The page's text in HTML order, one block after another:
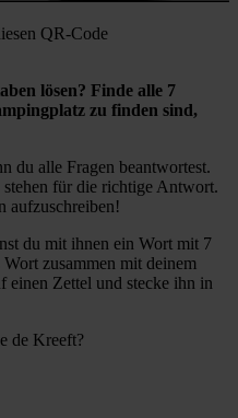
QR-Code
lösen? Finde alle 7
zu finden sind,
du alle Fragen beantwortest.
für die richtige Antwort.
aufzuschreiben!
du mit ihnen ein Wort mit 7
zusammen mit deinem
einen Zettel und stecke ihn in
de Kreeft?